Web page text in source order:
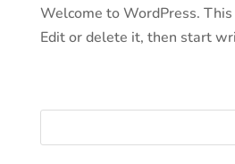
Welcome to WordPress.
Edit or delete it, then start